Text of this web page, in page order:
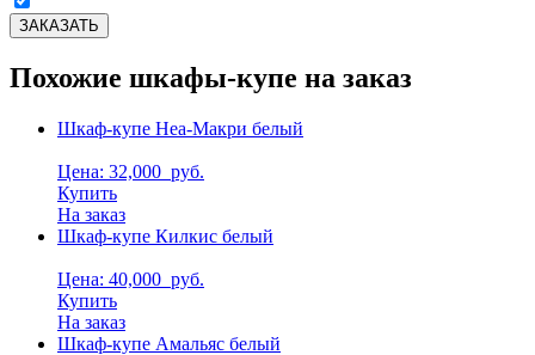
Похожие шкафы-купе на заказ
Шкаф-купе Неа-Макри белый
Цена: 32,000 руб.
Купить
На заказ
Шкаф-купе Килкис белый
Цена: 40,000 руб.
Купить
На заказ
Шкаф-купе Амальяс белый